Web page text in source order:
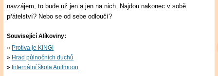
navzájem, to bude už jen a jen na nich. Najdou nakonec v sobě
přátelství? Nebo se od sebe odloučí?
Související Alíkoviny:
Protiva je KING!
Hrad půlnočních duchů
Internátní škola Anilmoon